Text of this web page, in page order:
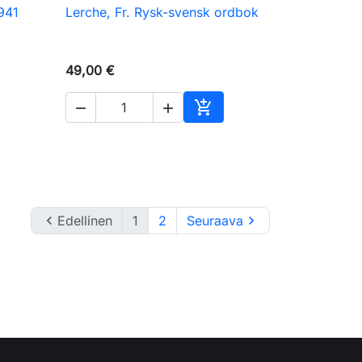
 Pikakatselu
Lerche, Fr. Rysk-svensk ordbok
49,00 €
  
Ostoskoriin
 Edellinen 1 2 Seuraava 